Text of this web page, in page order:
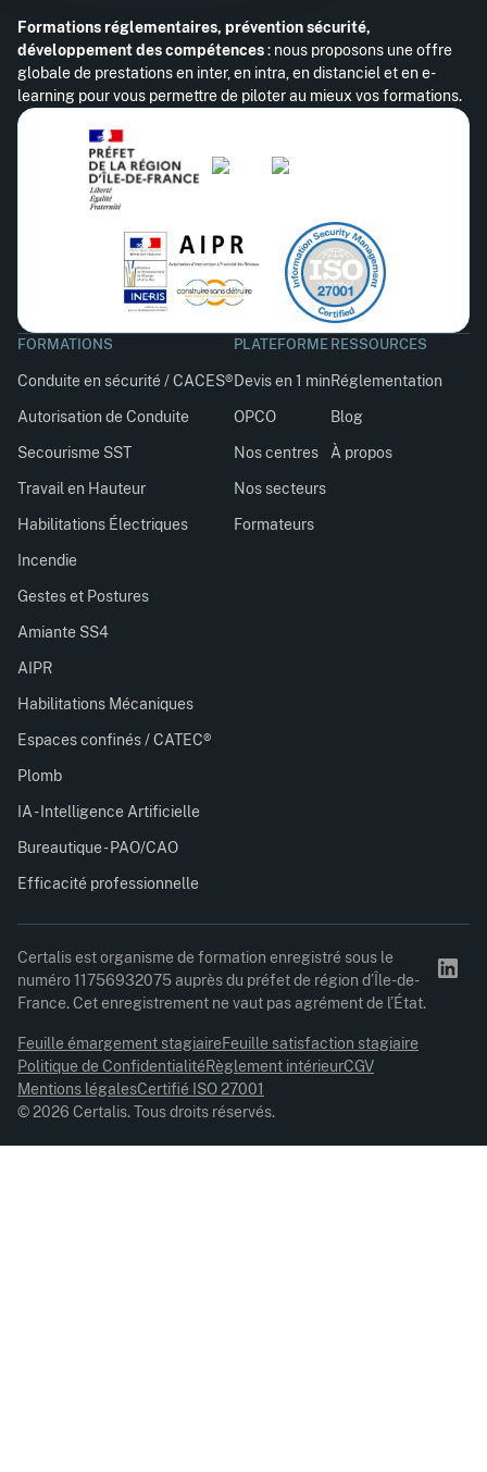
Formations réglementaires, prévention sécurité,
développement des compétences: nous proposons une offre
globale de prestations en inter, en intra, en distanciel et en e-
learning pour vous permettre de piloter au mieux vos formations.
FORMATIONS
Conduite en sécurité / CACES®
Autorisation de Conduite
Secourisme SST
Travail en Hauteur
Habilitations Électriques
Incendie
Gestes et Postures
Amiante SS4
AIPR
Habilitations Mécaniques
Espaces confinés / CATEC®
Plomb
IA - Intelligence Artificielle
Bureautique - PAO/CAO
Efficacité professionnelle
PLATEFORME
Devis en 1 min
OPCO
Nos centres
Nos secteurs
Formateurs
RESSOURCES
Réglementation
Blog
À propos
Certalis est organisme de formation enregistré sous le
numéro 11756932075 auprès du préfet de région d’Île-de-
France. Cet enregistrement ne vaut pas agrément de l’État.
© 2026 Certalis. Tous droits réservés.
Feuille émargement stagiaireFeuille satisfaction stagiaire
Politique de ConfidentialitéRèglement intérieurCGV
Mentions légalesCertifié ISO 27001